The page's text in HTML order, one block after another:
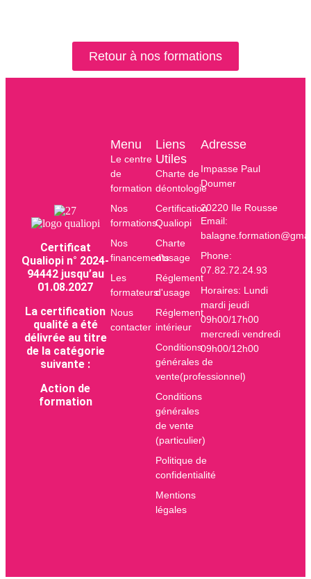
Retour à nos formations
Certificat
Qualiopi n° 2024-
94442 jusqu’au
01.08.2027
La certification
qualité a été
délivrée au titre
de la catégorie
suivante :
Action de
formation
Liens
Utiles
Charte de
déontologie
Certification
Qualiopi
Charte
d'usage
Réglement
d'usage
Réglement
intérieur
Conditions
générales de
vente(professionnel)
Conditions
générales
de vente
(particulier)
Politique de
confidentialité
Mentions
légales
Menu
Le centre
de
formation
Nos
formations
Nos
financements
Les
formateurs
Nous
contacter
Adresse
Impasse Paul
Doumer
20220 Ile Rousse
Email:
Phone:
07.82.72.24.93
Horaires: Lundi
mardi jeudi
09h00/17h00
mercredi vendredi
09h00/12h00